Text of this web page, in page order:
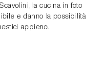
la cucina in foto
e danno la possibilità
appieno.